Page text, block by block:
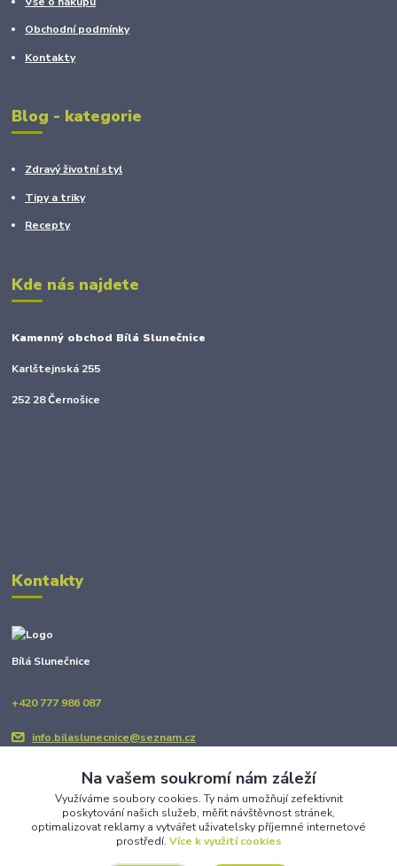
Obchodní podmínky
Kontakty
Blog - kategorie
Zdravý životní styl
Tipy a triky
Recepty
Kde nás najdete
Kamenný obchod Bílá Slunečnice
Karlštejnská 255
252 28 Černošice
Kontakty
Bílá Slunečnice
+420 777 986 087
info.bilaslunecnice@seznam.cz
Upravit sběr cookies.
Na vašem soukromí nám záleží
Využíváme soubory cookies. Ty nám umožňují zefektivnit
poskytování našich služeb, měřit návštěvnost stránek,
optimalizovat reklamy a vytvářet uživatelsky příjemné internetové
prostředí. Více k využití cookies